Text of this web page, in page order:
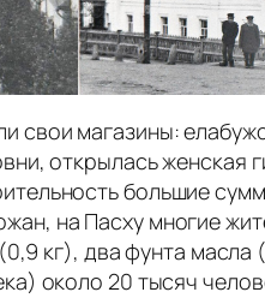
свои магазины:
открылась
большие
на Пасху многие
кг), два фунта
около 20 тысяч